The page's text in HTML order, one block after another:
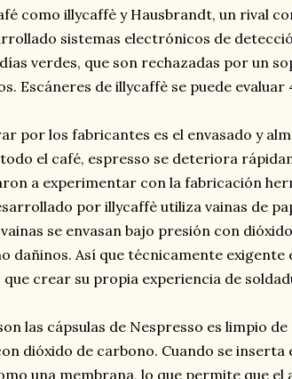
como illycaffè y Hausbrandt, un rival
sistemas electrónicos de
verdes, que son rechazadas por un
Escáneres de illycaffè se puede evaluar
por los fabricantes es el envasado y
el café, espresso se deteriora
a experimentar con la fabricación
por illycaffè utiliza vainas de
se envasan bajo presión con
dañinos. Así que técnicamente exigente
crear su propia experiencia de
las cápsulas de Nespresso es limpio
dióxido de carbono. Cuando se inserta
una membrana, lo que permite que el